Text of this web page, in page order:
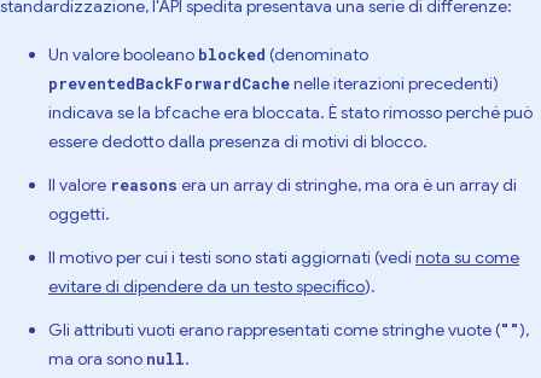
standardizzazione, l'API spedita presentava una serie di differenze:
Un valore booleano blocked (denominato
preventedBackForwardCachenelle iterazioni precedenti)
indicava se la bfcache era bloccata. È stato rimosso perché può
essere dedotto dalla presenza di motivi di blocco.
Il valore reasons era un array di stringhe, ma ora è un array di
oggetti.
Il motivo per cui i testi sono stati aggiornati (vedi nota su come
evitare di dipendere da un testo specifico).
Gli attributi vuoti erano rappresentati come stringhe vuote (""),
ma ora sono null.